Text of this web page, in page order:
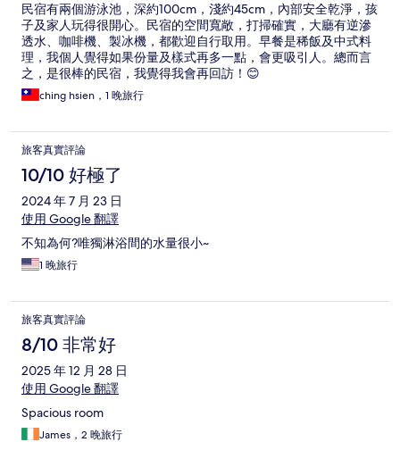
民宿有兩個游泳池，深約100cm，淺約45cm，內部安全乾淨，孩
子及家人玩得很開心。民宿的空間寬敞，打掃確實，大廳有逆滲
透水、咖啡機、製冰機，都歡迎自行取用。早餐是稀飯及中式料
理，我個人覺得如果份量及樣式再多一點，會更吸引人。總而言
之，是很棒的民宿，我覺得我會再回訪！😊
ching hsien，1 晚旅行
旅客真實評論
10/10 好極了
2024 年 7 月 23 日
使用 Google 翻譯
不知為何?唯獨淋浴間的水量很小~
1 晚旅行
旅客真實評論
8/10 非常好
2025 年 12 月 28 日
使用 Google 翻譯
Spacious room
James，2 晚旅行